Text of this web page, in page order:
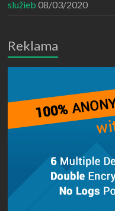
služieb 08/03/2020
Reklama